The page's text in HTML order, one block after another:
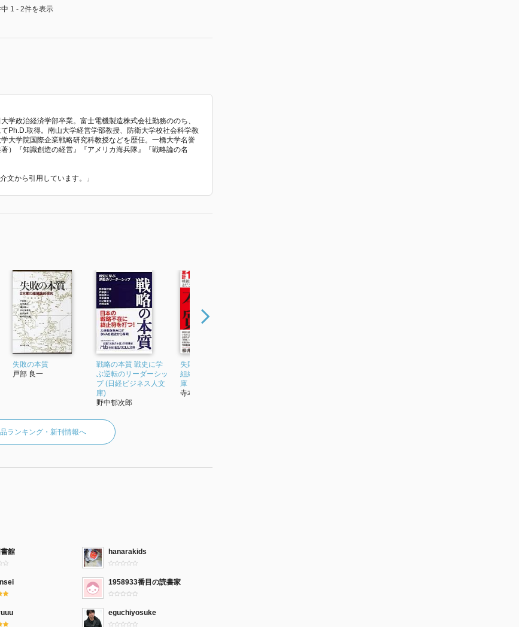
1 - 2件を表示
学政治経済学部卒業。富士電機製造株式会社勤務ののち、
Ph.D.取得。南山大学経営学部教授、防衛大学校社会科学教
大学院国際企業戦略研究科教授などを歴任。一橋大学名誉
）『知識創造の経営』『アメリカ海兵隊』『戦略論の名
文から引用しています。」
失敗の本質
戸部 良一
戦略の本質 戦史に学
ぶ逆転のリーダーシッ
プ (日経ビジネス人文
庫)
野中郁次郎
失敗の本質 日本軍の
組織論的研究 (中公文
庫 と18-2)
寺本義也
ランキング・新刊情報へ
館 hanarakids
1958933番目の読書家
eguchiyosuke